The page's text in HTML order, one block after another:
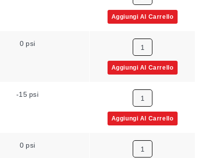
Aggiungi Al Carrello
0 psi
Aggiungi Al Carrello
-15 psi
Aggiungi Al Carrello
0 psi